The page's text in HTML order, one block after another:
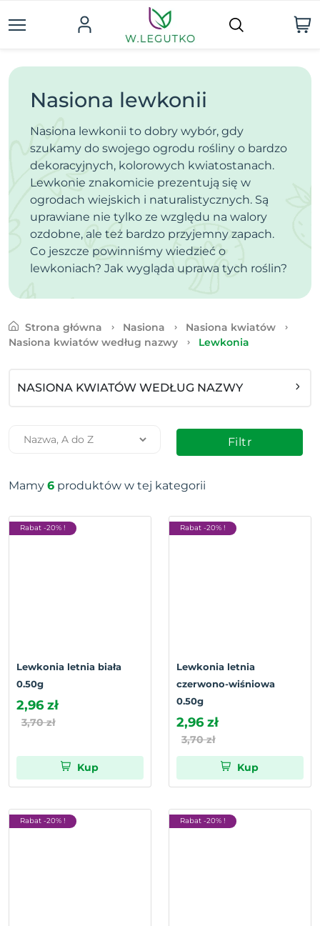
Nasiona lewkonii
Nasiona lewkonii to dobry wybór, gdy
szukamy do swojego ogrodu rośliny o bardzo
dekoracyjnych, kolorowych kwiatostanach.
Lewkonie znakomicie prezentują się w
ogrodach wiejskich i naturalistycznych. Są
uprawiane nie tylko ze względu na walory
ozdobne, ale też bardzo przyjemny zapach.
Co jeszcze powinniśmy wiedzieć o
lewkoniach? Jak wygląda uprawa tych roślin?
Strona główna Nasiona
Nasiona kwiatów
Nasiona kwiatów według nazwy
Lewkonia
NASIONA KWIATÓW WEDŁUG NAZWY
Filtr
Mamy 6 produktów w tej kategorii
Rabat -20% !
Lewkonia letnia biała
0.50g
2,96 zł
3,70 zł
Kup
Rabat -20% !
Lewkonia letnia
czerwono-wiśniowa
0.50g
2,96 zł
3,70 zł
Kup
Rabat -20% ! Rabat -20% !